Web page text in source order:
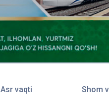
Asr vaqti Shom